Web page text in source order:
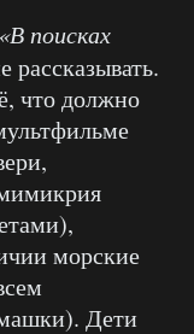
«В поисках
что должно
морские
Дети